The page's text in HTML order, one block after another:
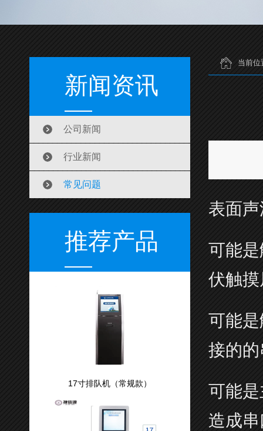
新闻资讯
公司新闻
行业新闻
常见问题
推荐产品
17寸排队机（常规款）
当前位
表面
可能
伏触
可能
接的
可能
造成